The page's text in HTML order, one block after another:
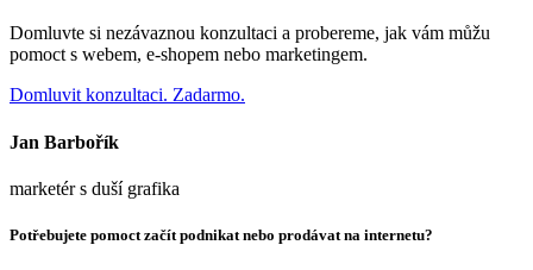
Domluvte si nezávaznou konzultaci a probereme, jak vám můžu
pomoct s webem, e-shopem nebo marketingem.
Domluvit konzultaci. Zadarmo.
Jan Barbořík
marketér s duší grafika
Potřebujete pomoct začít podnikat nebo prodávat na internetu?